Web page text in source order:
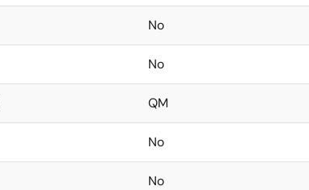
No
No
QM
No
No